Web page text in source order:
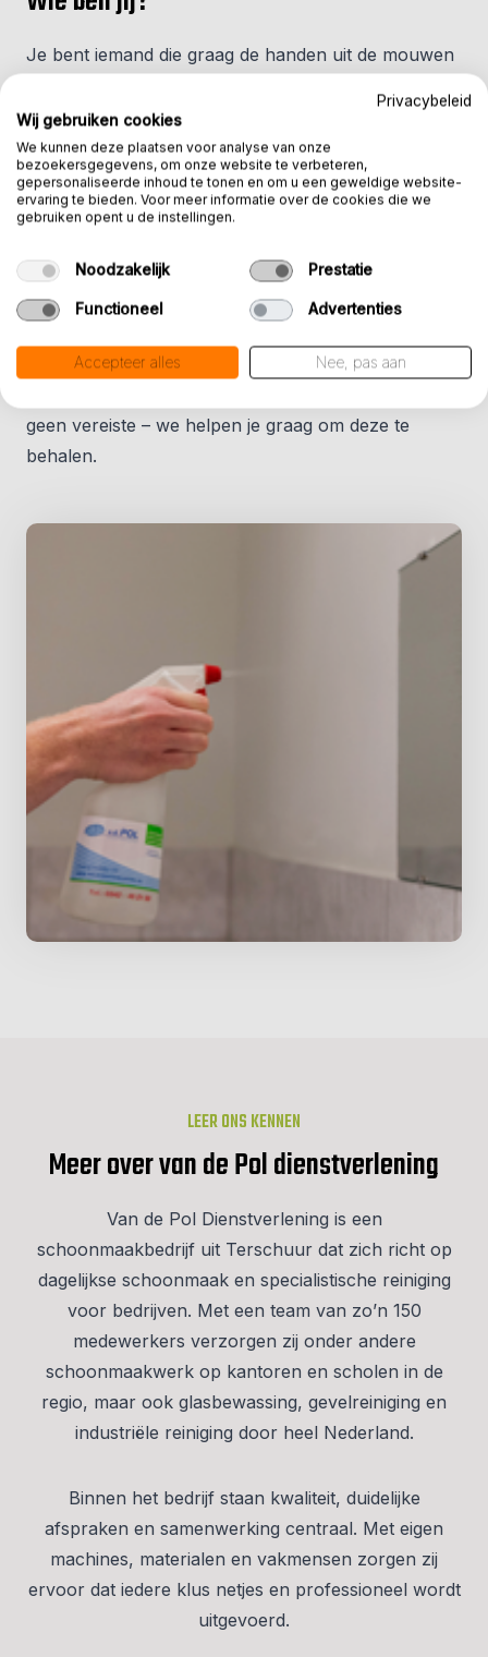
Je bent iemand die graag de handen uit de mouwen
nauwkeurig en vindt het mooi om een klus netjes af
te ronden. Of je nu al ervaring hebt of het vak nog
wilt leren: motivatie en inzet vinden we het
belangrijkst.
Omdat je op verschillende locaties werkt, heb je een
rijbewijs B nodig. Daarnaast ben je fysiek fit en heb
werkzaamheden op hoogte plaatsvinden.
geen vereiste – we helpen je graag om deze te
behalen.
LEER ONS KENNEN
Meer over van de Pol dienstverlening
Van de Pol Dienstverlening is een
schoonmaakbedrijf uit Terschuur dat zich richt op
dagelijkse schoonmaak en specialistische reiniging
voor bedrijven. Met een team van zo’n 150
medewerkers verzorgen zij onder andere
schoonmaakwerk op kantoren en scholen in de
regio, maar ook glasbewassing, gevelreiniging en
industriële reiniging door heel Nederland.
Binnen het bedrijf staan kwaliteit, duidelijke
afspraken en samenwerking centraal. Met eigen
machines, materialen en vakmensen zorgen zij
ervoor dat iedere klus netjes en professioneel wordt
uitgevoerd.
Privacybeleid
Wij gebruiken cookies
We kunnen deze plaatsen voor analyse van onze
bezoekersgegevens, om onze website te verbeteren,
gepersonaliseerde inhoud te tonen en om u een geweldige website-
ervaring te bieden. Voor meer informatie over de cookies die we
gebruiken opent u de instellingen.
Noodzakelijk Prestatie
Functioneel Advertenties
Accepteer alles Nee, pas aan